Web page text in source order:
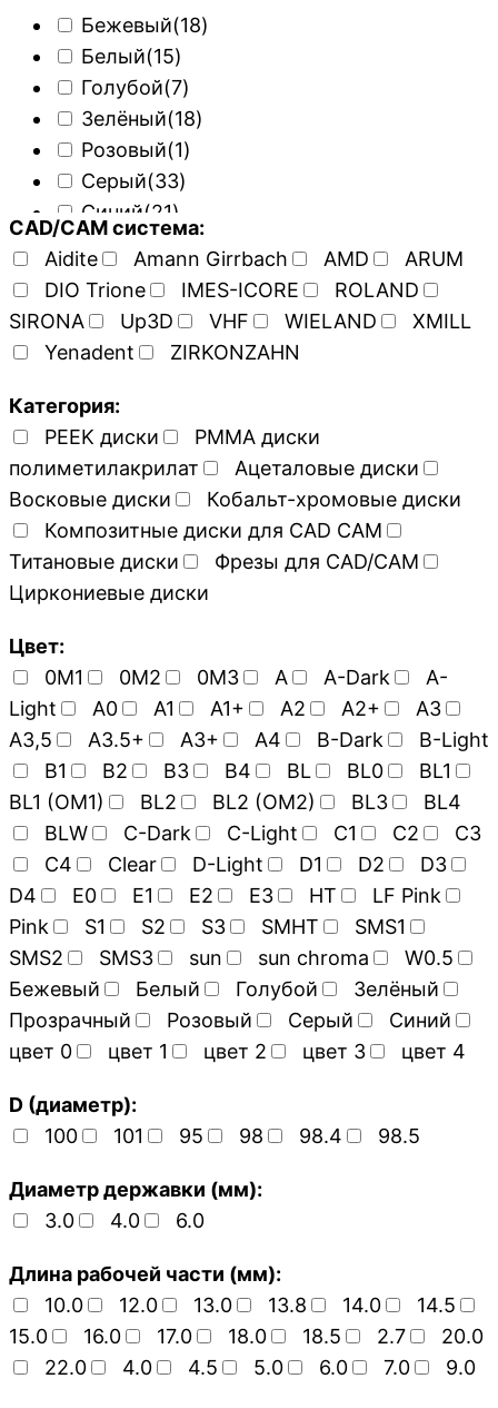
Бежевый(18)
Белый(15)
Голубой(7)
Зелёный(18)
Розовый(1)
Серый(33)
Синий(21)
CAD/CAM система:
Aidite
Amann Girrbach AMD
ARUM
DIO Trione
IMES-ICORE
ROLAND
SIRONA
Up3D VHF WIELAND
XMILL
Yenadent
ZIRKONZAHN
Категория:
PEEK диски
PMMA диски
полиметилакрилат
Ацеталовые диски
Восковые диски
Кобальт-хромовые диски
Композитные диски для CAD CAM
Титановые диски
Фрезы для CAD/CAM
Циркониевые диски
Цвет:
0M1
0M2 0M3 A A-Dark
A-
Light
A0 A1 A1+ A2 A2+
A3
A3,5
A3.5+ A3+ A4 B-Dark
B-Light
B1
B2 B3 B4 BL BL0
BL1
BL1 (OM1)
BL2 BL2 (OM2) BL3
BL4
BLW
C-Dark C-Light C1 C2
C3
C4
Clear D-Light D1 D2
D3
D4
E0 E1 E2 E3 HT
LF Pink
Pink
S1 S2 S3 SMHT
SMS1
SMS2
SMS3 sun sun chroma
W0.5
Бежевый
Белый Голубой
Зелёный
Прозрачный
Розовый Серый
Синий
цвет 0
цвет 1 цвет 2 цвет 3 цвет 4
D (диаметр):
100
101 95 98 98.4 98.5
Диаметр державки (мм):
3.0
4.0 6.0
Длина рабочей части (мм):
10.0
12.0 13.0 13.8 14.0
14.5
15.0
16.0 17.0 18.0 18.5 2.7
20.0
22.0
4.0 4.5 5.0 6.0 7.0 9.0